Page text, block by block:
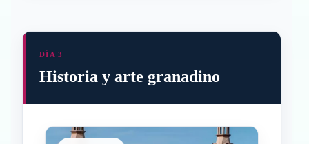
DÍA 3
Historia y arte granadino